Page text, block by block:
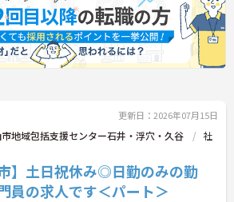
更新日：2026年07月15日
地域包括支援センター石井・浮穴・久谷
社
】土日祝休み◎日勤のみの勤
員の求人です＜パート＞